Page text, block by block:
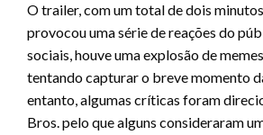
O trailer, com um total de dois
provocou uma série de reações do
sociais, houve uma explosão de
tentando capturar o breve momento
entanto, algumas críticas foram
Bros. pelo que alguns consideraram